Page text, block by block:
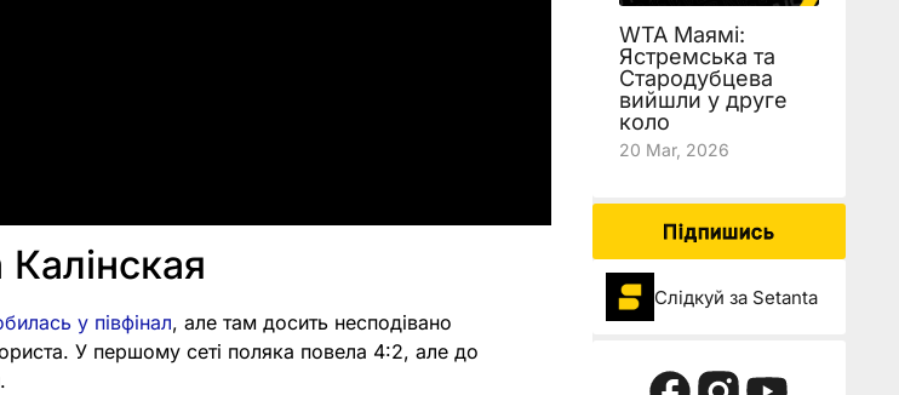
у півфінал, але там досить несподівано
У першому сеті поляка повела 4:2, але до
WTA Маямі:
Ястремська та
Стародубцева
вийшли у друге
коло
20 Mar, 2026
Підпишись
Слідкуй за Setanta